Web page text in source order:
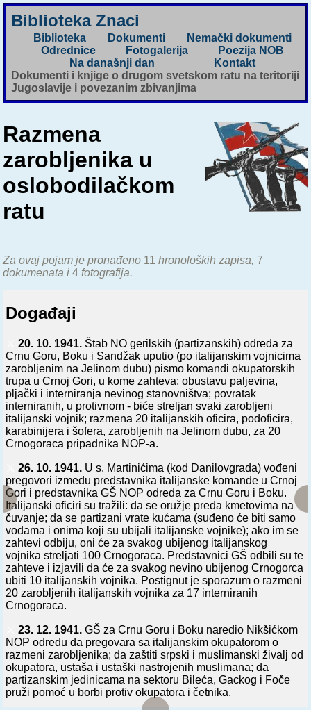
Biblioteka Znaci
Biblioteka Dokumenti
Nemački dokumenti
Odrednice
Fotogalerija
Poezija NOB
Na današnji dan
Kontakt
Dokumenti i knjige o drugom svetskom ratu na teritoriji
Jugoslavije i povezanim zbivanjima
Razmena
zarobljenika u
oslobodilačkom
ratu
Za ovaj pojam je pronađeno 11 hronoloških zapisa, 7
dokumenata i4 fotografija.
Događaji
20. 10. 1941. Štab NO gerilskih (partizanskih) odreda za
Crnu Goru, Boku i Sandžak uputio (po italijanskim vojnicima
zarobljenim na Jelinom dubu) pismo komandi okupatorskih
trupa u Crnoj Gori, u kome zahteva: obustavu paljevina,
pljački i interniranja nevinog stanovništva; povratak
interniranih, u protivnom - biće streljan svaki zarobljeni
italijanski vojnik; razmena 20 italijanskih oficira, podoficira,
karabinijera i šofera, zarobljenih na Jelinom dubu, za 20
Crnogoraca pripadnika NOP-a.
26. 10. 1941. U s. Martinićima (kod Danilovgrada) vođeni
pregovori između predstavnika italijanske komande u Crnoj
Gori i predstavnika GŠ NOP odreda za Crnu Goru i Boku.
Italijanski oficiri su tražili: da se oružje preda kmetovima na
čuvanje; da se partizani vrate kućama (suđeno će biti samo
vođama i onima koji su ubijali italijanske vojnike); ako im se
zahtevi odbiju, oni će za svakog ubijenog italijanskog
vojnika streljati 100 Crnogoraca. Predstavnici GŠ odbili su te
zahteve i izjavili da će za svakog nevino ubijenog Crnogorca
ubiti 10 italijanskih vojnika. Postignut je sporazum o razmeni
20 zarobljenih italijanskih vojnika za 17 interniranih
Crnogoraca.
23. 12. 1941. GŠ za Crnu Goru i Boku naredio Nikšićkom
NOP odredu da pregovara sa italijanskim okupatorom o
razmeni zarobljenika; da zaštiti srpski i muslimanski živalj od
okupatora, ustaša i ustaški nastrojenih muslimana; da
partizanskim jedinicama na sektoru Bileća, Gackog i Foče
pruži pomoć u borbi protiv okupatora i četnika.